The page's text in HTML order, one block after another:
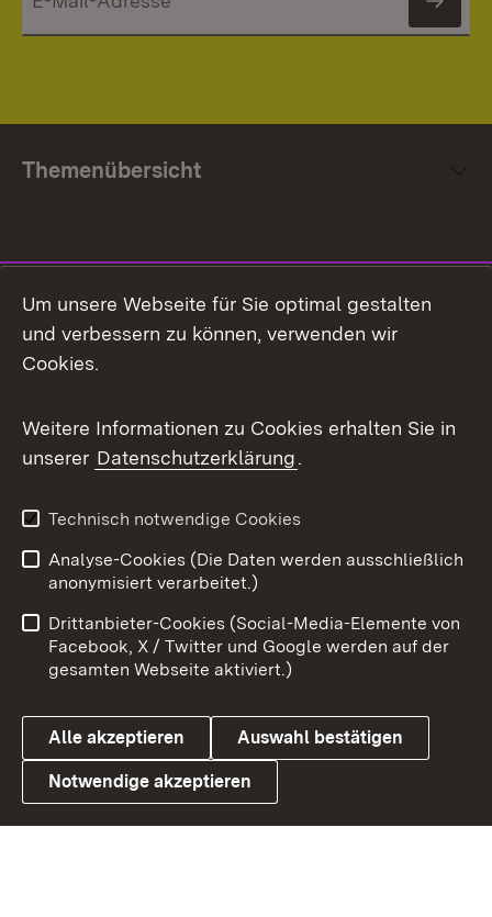
Themenübersicht
Facebook
X / Twitter
Youtube
Link zum Landesportal
Impressum
Kontakt
Barrierefreiheit
Datenschutz
Cookies
Um unsere Webseite für Sie optimal gestalten
und verbessern zu können, verwenden wir
Cookies.
Weitere Informationen zu Cookies erhalten Sie in
unserer Datenschutzerklärung.
Technisch notwendige Cookies
Analyse-Cookies (Die Daten werden ausschließlich
anonymisiert verarbeitet.)
Drittanbieter-Cookies (Social-Media-Elemente von
Facebook, X / Twitter und Google werden auf der
gesamten Webseite aktiviert.)
Alle akzeptieren Auswahl bestätigen
Notwendige akzeptieren